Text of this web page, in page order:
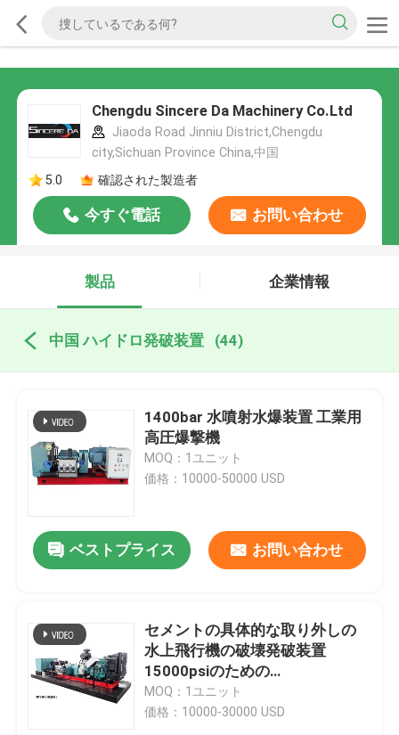
Chengdu Sincere Da Machinery Co.Ltd
Jiaoda Road Jinniu District,Chengdu
city,Sichuan Province China,中国
5.0
確認された製造者
今すぐ電話 お問い合わせ
製品 企業情報
中国 ハイドロ発破装置 (44)
1400bar 水噴射水爆装置 工業用
高圧爆撃機
MOQ：1ユニット
価格：10000-50000 USD
ベストプライス お問い合わせ
セメントの具体的な取り外しの
水上飛行機の破壊発破装置
15000psiのための
Hydrodemolition機械
MOQ：1ユニット
価格：10000-30000 USD